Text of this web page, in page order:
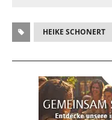
HEIKE SCHONERT